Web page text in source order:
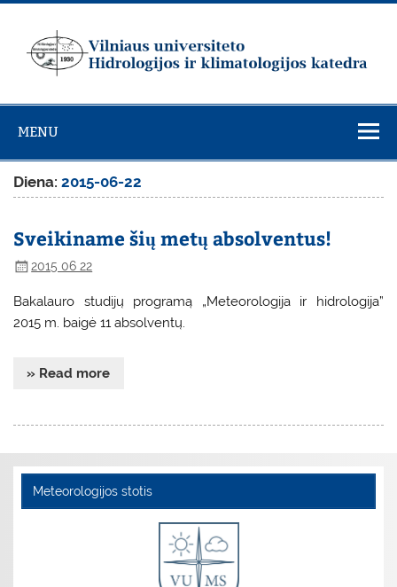
Skip
universiteto
Hidrologijos ir
klimatologijos
katedra
MENU
Diena:2015-06-22
Sveikiname šių metų absolventus!
2015 06 22
Bakalauro studijų programą „Meteorologija ir hidrologija”
2015 m. baigė 11 absolventų.
» Read more
Meteorologijos stotis